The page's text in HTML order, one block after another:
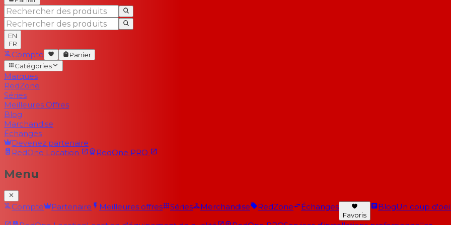
EN
FR
Compte
Panier
Catégories
Marques
RedZone
Séries
Meilleures Offres
Blog
Marchandise
Échanges
Devenez partenaire
RedOne Location RedOne PRO
Menu
Compte Partenaire Meilleures offres Séries Merchandise RedZone Échanges
Favoris
BlogUn coup